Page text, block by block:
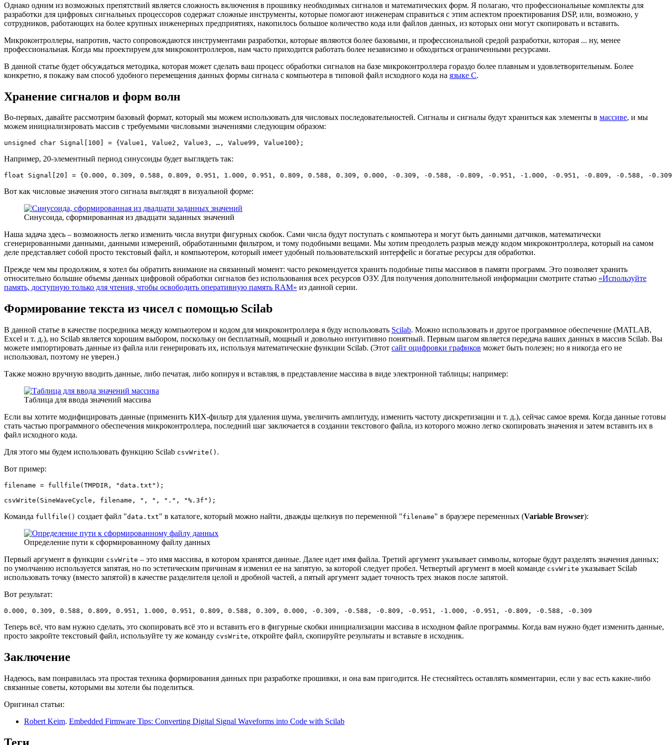
Однако одним из возможных препятствий является сложность включения в прошивку необходимых сигналов и математических форм. Я полагаю, что профессиональные комплекты для
разработки для цифровых сигнальных процессоров содержат сложные инструменты, которые помогают инженерам справиться с этим аспектом проектирования DSP, или, возможно, у
сотрудников, работающих на более крупных инженерных предприятиях, накопилось большое количество кода или файлов данных, из которых они могут скопировать и вставить.
Микроконтроллеры, напротив, часто сопровождаются инструментами разработки, которые являются более базовыми, и профессиональной средой разработки, которая ... ну, менее
профессиональная. Когда мы проектируем для микроконтроллеров, нам часто приходится работать более независимо и обходиться ограниченными ресурсами.
В данной статье будет обсуждаться методика, которая может сделать ваш процесс обработки сигналов на базе микроконтроллера гораздо более плавным и удовлетворительным. Более
конкретно, я покажу вам способ удобного перемещения данных формы сигнала с компьютера в типовой файл исходного кода на языке C.
Хранение сигналов и форм волн
Во-первых, давайте рассмотрим базовый формат, который мы можем использовать для числовых последовательностей. Сигналы и сигналы будут храниться как элементы в массиве, и мы
можем инициализировать массив с требуемыми числовыми значениями следующим образом:
unsigned char Signal 100 = { Value1 , Value2 , Value3 , … , Value99 , Value100 } ;
Например, 20-элементный период синусоиды будет выглядеть так:
float Signal 20 = { 0.000 , 0.309 , 0.588 , 0.809 , 0.951 , 1.000 , 0.951 , 0.809 , 0.588 , 0.309 , 0.000 , -0.309 , -0.588 , -0.809 , -0.951 , - 1.000 , -0.951 , -0.809 , -0.588 , -0.309
Вот как числовые значения этого сигнала выглядят в визуальной форме:
Синусоида, сформированная из двадцати заданных значений
Наша задача здесь – возможность легко изменить числа внутри фигурных скобок. Сами числа будут поступать с компьютера и могут быть данными датчиков, математически
сгенерированными данными, данными измерений, обработанными фильтром, и тому подобными вещами. Мы хотим преодолеть разрыв между кодом микроконтроллера, который на самом
деле представляет собой просто текстовый файл, и компьютером, который имеет удобный пользовательский интерфейс и богатые ресурсы для обработки.
Прежде чем мы продолжим, я хотел бы обратить внимание на связанный момент: часто рекомендуется хранить подобные типы массивов в памяти программ. Это позволяет хранить
относительно большие объемы данных цифровой обработки сигналов без использования всех ресурсов ОЗУ. Для получения дополнительной информации смотрите статью «Используйте
память, доступную только для чтения, чтобы освободить оперативную память RAM» из данной серии.
Формирование текста из чисел с помощью Scilab
В данной статье в качестве посредника между компьютером и кодом для микроконтроллера я буду использовать Scilab. Можно использовать и другое программное обеспечение (MATLAB,
Excel и т. д.), но Scilab является хорошим выбором, поскольку он бесплатный, мощный и довольно интуитивно понятный. Первым шагом является передача ваших данных в массив Scilab. Вы
можете импортировать данные из файла или генерировать их, используя математические функции Scilab. (Этот сайт оцифровки графиков может быть полезен; но я никогда его не
использовал, поэтому не уверен.)
Также можно вручную вводить данные, либо печатая, либо копируя и вставляя, в представление массива в виде электронной таблицы; например:
Таблица для ввода значений массива
Если вы хотите модифицировать данные (применить КИХ-фильтр для удаления шума, увеличить амплитуду, изменить частоту дискретизации и т. д.), сейчас самое время. Когда данные готовы
стать частью программного обеспечения микроконтроллера, последний шаг заключается в создании текстового файла, из которого можно легко скопировать значения и затем вставить их в
файл исходного кода.
Для этого мы будем использовать функцию Scilab csvWrite() .
Вот пример:
filename = fullfile ( TMPDIR , "data . txt" ) ;
csvWrite ( SineWaveCycle , filename , " , " , " . " , "%.3f");
Команда fullfile() создает файл "data.txt" в каталоге, который можно найти, дважды щелкнув по переменной "filename" в браузере переменных (Variable Browser):
Определение пути к сформированному файлу данных
Первый аргумент в функции csvWrite – это имя массива, в котором хранятся данные. Далее идет имя файла. Третий аргумент указывает символы, которые будут разделять значения данных;
по умолчанию используется запятая, но по эстетическим причинам я изменил ее на запятую, за которой следует пробел. Четвертый аргумент в моей команде csvWrite указывает Scilab
использовать точку (вместо запятой) в качестве разделителя целой и дробной частей, а пятый аргумент задает точность трех знаков после запятой.
Вот результат:
0.000, 0.309, 0.588, 0.809, 0.951, 1.000, 0.951, 0.809, 0.588, 0.309, 0.000, -0.309, -0.588, -0.809, -0.951, -1.000, -0.951, -0.809, -0.588, -0.309
Теперь всё, что вам нужно сделать, это скопировать всё это и вставить его в фигурные скобки инициализации массива в исходном файле программы. Когда вам нужно будет изменить данные,
просто закройте текстовый файл, используйте ту же команду cvsWrite, откройте файл, скопируйте результаты и вставьте в исходник.
Заключение
Надеюсь, вам понравилась эта простая техника формирования данных при разработке прошивки, и она вам пригодится. Не стесняйтесь оставлять комментарии, если у вас есть какие-либо
связанные советы, которыми вы хотели бы поделиться.
Оригинал статьи:
Robert Keim. Embedded Firmware Tips: Converting Digital Signal Waveforms into Code with Scilab